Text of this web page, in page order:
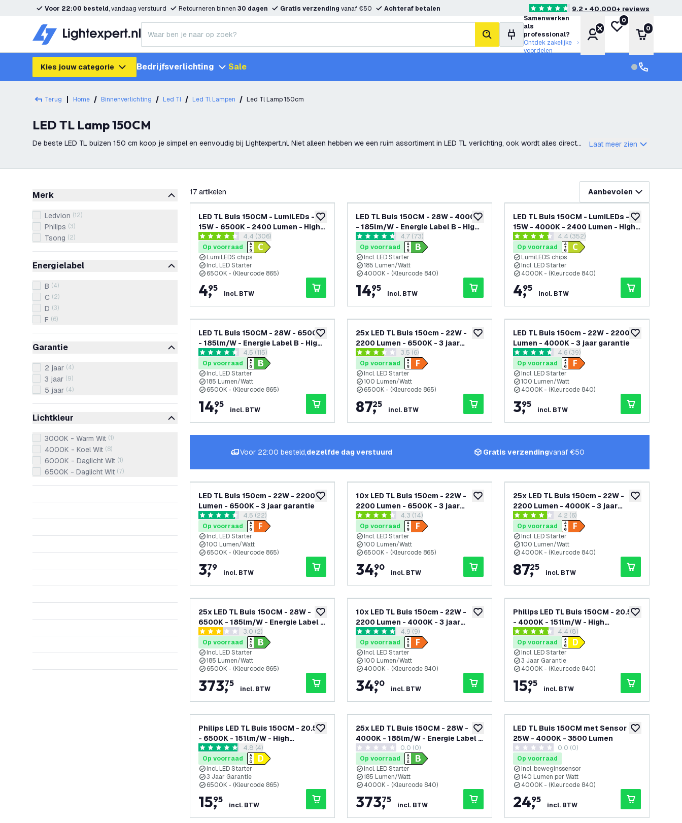
Voor 22:00 besteld, vandaag verstuurd Retourneren binnen 30 dagen Gratis verzending vanaf €50 Achteraf betalen 4.6 score sterren9.2 • 40.000+ reviews
zoeken
Samenwerken
als
professional?
Ontdek zakelijke
voordelen
Account
Mijn verlanglijst
0
0
Kies jouw categorie Bedrijfsverlichting Sale
Terug Home Binnenverlichting Led Tl Led Tl Lampen Led Tl Lamp 150cm
LED TL Lamp 150CM
De beste LED TL buizen 150 cm koop je simpel en eenvoudig bij Lightexpert.nl. Niet alleen hebben we een ruim assortiment in LED TL verlichting, ook wordt alles direct
Laat meer zien
Merk
Ledvion (12)
Philips (3)
Tsong (2)
Energielabel
B (4)
C (2)
D (3)
F (6)
Garantie
2 jaar (4)
3 jaar (9)
5 jaar (4)
Lichtkleur
3000K - Warm Wit (1)
4000K - Koel Wit (8)
6000K - Daglicht Wit (1)
6500K - Daglicht Wit (7)
17 artikelen Aanbevolen
toevoegen aan verlanglijst
LED TL Buis 150CM - LumiLEDs -
15W - 6500K - 2400 Lumen - High
Efficiencyreviews drawer openen
4.4 score sterren4.4 (306)
Op voorraad
LumiLEDS chips
Incl. LED Starter
6500K - (Kleurcode 865)
4,
95
incl. BTW
toevoegen aan verlanglijst
LED TL Buis 150CM - 28W - 4000K
- 185lm/W - Energie Label B - High
Efficiencyreviews drawer openen
4.7 score sterren4.7 (73)
Op voorraad
Incl. LED Starter
185 Lumen/Watt
4000K - (Kleurcode 840)
14,
95
incl. BTW
toevoegen
LED TL Buis 150CM - LumiLEDs -
15W - 4000K - 2400 Lumen - High
Efficiencyreviews drawer openen
4.4 score sterren4.4 (352)
Op voorraad
LumiLEDS chips
Incl. LED Starter
4000K - (Kleurcode 840)
4,
95
incl. BTW
toevoegen aan verlanglijst
LED TL Buis 150CM - 28W - 6500K
- 185lm/W - Energie Label B - High
Efficiencyreviews drawer openen
4.5 score sterren4.5 (115)
Op voorraad
Incl. LED Starter
185 Lumen/Watt
6500K - (Kleurcode 865)
14,
95
incl. BTW
toevoegen aan verlanglijst
25x LED TL Buis 150cm - 22W -
2200 Lumen - 6500K - 3 jaar
garantie reviews drawer openen
3.5 score sterren3.5 (6)
Op voorraad
Incl. LED Starter
100 Lumen/Watt
6500K - (Kleurcode 865)
87,
25
incl. BTW
toevoegen aan
LED TL Buis 150cm - 22W - 2200
Lumen - 4000K - 3 jaar garantie
reviews drawer openen
4.6 score sterren4.6 (39)
Op voorraad
Incl. LED Starter
100 Lumen/Watt
4000K - (Kleurcode 840)
3,
95
incl. BTW
toevoegen aan verlanglijst
LED TL Buis 150cm - 22W - 2200
Lumen - 6500K - 3 jaar garantie
reviews drawer openen
4.5 score sterren4.5 (22)
Op voorraad
Incl. LED Starter
100 Lumen/Watt
6500K - (Kleurcode 865)
3,
79
incl. BTW
toevoegen aan verlanglijst
10x LED TL Buis 150cm - 22W -
2200 Lumen - 6500K - 3 jaar
garantie reviews drawer openen
4.3 score sterren4.3 (14)
Op voorraad
Incl. LED Starter
100 Lumen/Watt
6500K - (Kleurcode 865)
34,
90
incl. BTW
toevoegen
25x LED TL Buis 150cm - 22W -
2200 Lumen - 4000K - 3 jaar
garantie reviews drawer openen
4.2 score sterren4.2 (6)
Op voorraad
Incl. LED Starter
100 Lumen/Watt
4000K - (Kleurcode 840)
87,
25
incl. BTW
toevoegen aan verlanglijst
25x LED TL Buis 150CM - 28W -
6500K - 185lm/W - Energie Label B
- High Efficiencyreviews drawer openen
3 score sterren3.0 (2)
Op voorraad
Incl. LED Starter
185 Lumen/Watt
6500K - (Kleurcode 865)
373,
75
incl. BTW
toevoegen aan verlanglijst
10x LED TL Buis 150cm - 22W -
2200 Lumen - 4000K - 3 jaar
garantie reviews drawer openen
4.9 score sterren4.9 (9)
Op voorraad
Incl. LED Starter
100 Lumen/Watt
4000K - (Kleurcode 840)
34,
90
incl. BTW
toevoegen aan
Philips LED TL Buis 150CM - 20.5W
- 4000K - 151lm/W - High
Efficiencyreviews drawer openen
4.4 score sterren4.4 (8)
Op voorraad
Incl. LED Starter
3 Jaar Garantie
4000K - (Kleurcode 840)
15,
95
incl. BTW
toevoegen aan verlanglijst
Philips LED TL Buis 150CM - 20.5W
- 6500K - 151lm/W - High
Efficiencyreviews drawer openen
4.8 score sterren4.8 (4)
Op voorraad
Incl. LED Starter
3 Jaar Garantie
6500K - (Kleurcode 865)
15,
95
incl. BTW
toevoegen aan verlanglijst
25x LED TL Buis 150CM - 28W -
4000K - 185lm/W - Energie Label B
- High Efficiency
0 score sterren0.0 (0)
Op voorraad
Incl. LED Starter
185 Lumen/Watt
4000K - (Kleurcode 840)
373,
75
incl. BTW
toevoegen
LED TL Buis 150CM met Sensor -
25W - 4000K - 3500 Lumen
0 score sterren0.0 (0)
Op voorraad
Incl. beweginssensor
140 Lumen per Watt
4000K - (Kleurcode 840)
24,
95
incl. BTW
Voor 22:00 besteld,dezelfde dag verstuurd Gratis verzendingvanaf €50
filteren